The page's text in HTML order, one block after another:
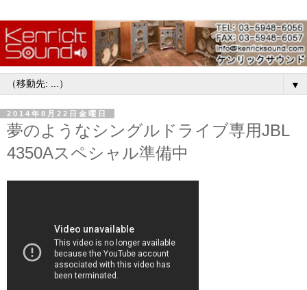
▼
2014年8月22日金曜日
夢のようなシングルドライブ専用JBL
4350Aスペシャル準備中